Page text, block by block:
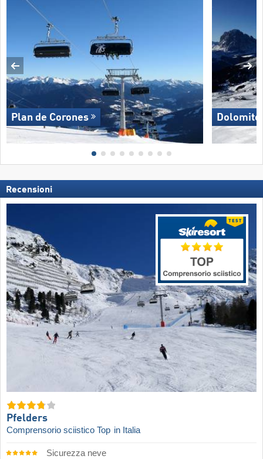
Plan de Corones
Recensioni
Pfelders
Comprensorio sciistico Top in Italia
Sicurezza neve